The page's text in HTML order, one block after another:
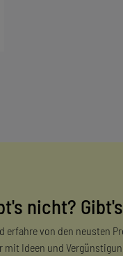
nicht?
erfahre von den neusten
Ideen und